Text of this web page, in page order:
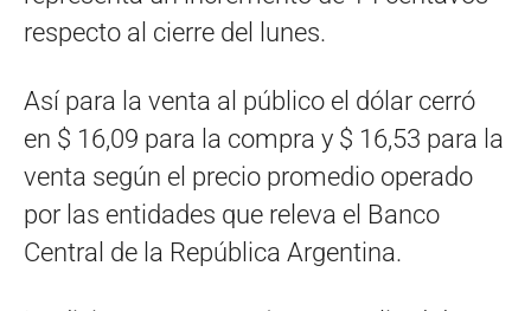
respecto al cierre del lunes.
Así para la venta al público el dólar cerró
en $ 16,09 para la compra y $ 16,53 para la
venta según el precio promedio operado
por las entidades que releva el Banco
Central de la República Argentina.